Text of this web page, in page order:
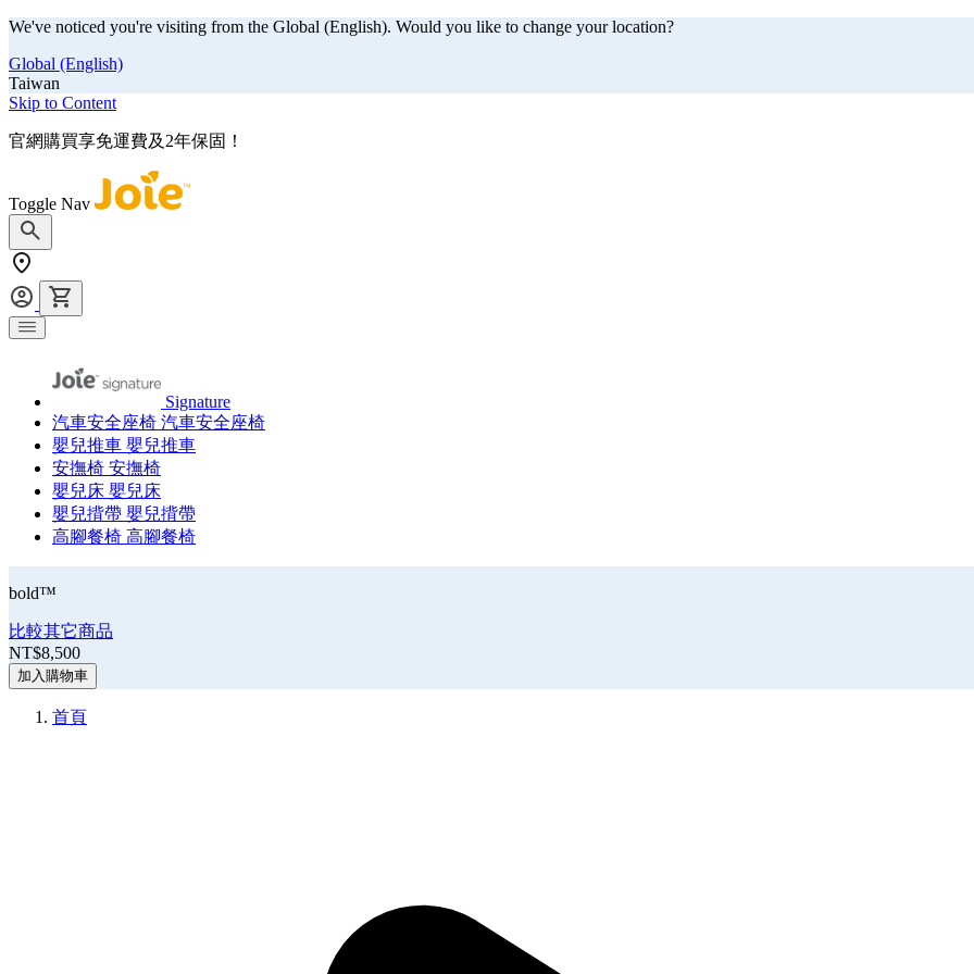
We've noticed you're visiting from the Global (English). Would you like to change your location?
Global (English)
Taiwan
Skip to Content
官網購買享免運費及2年保固！
Toggle Nav
Signature
汽車安全座椅 汽車安全座椅
嬰兒推車 嬰兒推車
安撫椅 安撫椅
嬰兒床 嬰兒床
嬰兒揹帶 嬰兒揹帶
高腳餐椅 高腳餐椅
bold™
比較其它商品
NT$8,500
加入購物車
首頁